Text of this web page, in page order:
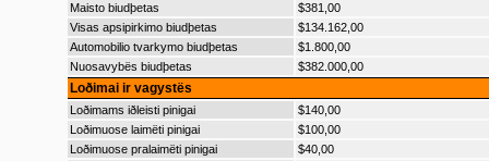
Maisto biudþetas
$381,00
Visas apsipirkimo biudþetas
$134.162,00
Automobilio tvarkymo biudþetas
$1.800,00
Nuosavybës biudþetas
$382.000,00
Loðimai ir vagystës
Loðimams iðleisti pinigai
$140,00
Loðimuose laimëti pinigai
$100,00
Loðimuose pralaimëti pinigai
$40,00